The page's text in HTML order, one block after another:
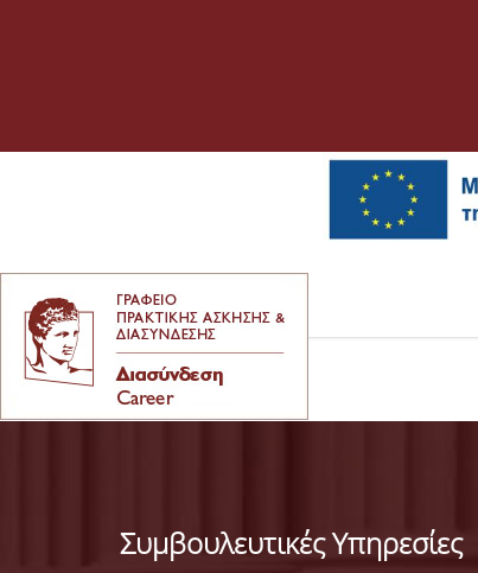
Συμβουλευτικές Υπηρεσίες